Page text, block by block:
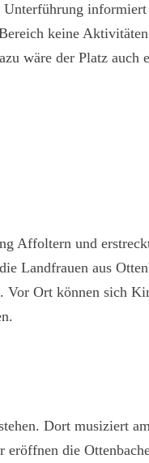
keine
wäre der Platz auch
Affoltern und
Landfrauen aus
Vor Ort können sich
Dort ­musiziert
die